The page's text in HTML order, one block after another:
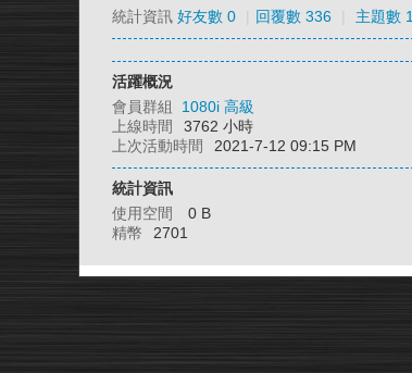
統計資訊 好友數 0 回覆數 336 主題數 1
活躍概況
會員群組 1080i 高級
上線時間
3762 小時
上次活動時間
2021-7-12 09:15 PM
統計資訊
使用空間
0 B
精幣
2701